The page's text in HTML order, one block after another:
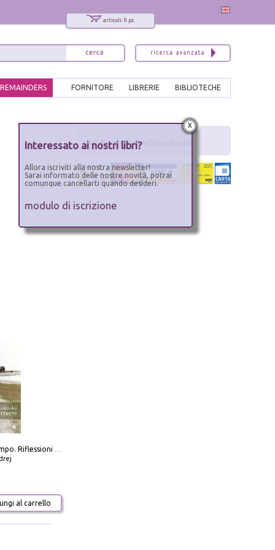
articoli: 0 pz.
BIBLIOTECHE
LIBRERIE
FORNITORE
REMAINDERS
Scolpire il tempo. Riflessioni sul cinema.
al carrello
non disponibile - NON ordinabile
x
Interessato ai nostri libri?
Allora iscriviti alla nostra newsletter!
Sarai informato delle nostre novità, potrai
comunque cancellarti quando desideri.
modulo di iscrizione